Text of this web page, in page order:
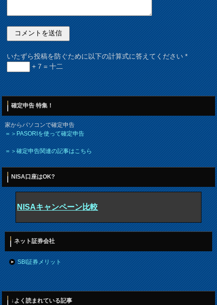
いたずら投稿を防ぐために以下の計算式に答えてください*
+ 7 = 十二
確定申告 特集！
家からパソコンで確定申告
＝＞PASORIを使って確定申告
＝＞確定申告関連の記事はこちら
NISA口座はOK?
NISAキャンペーン比較
ネット証券会社
SBI証券メリット
↓よく読まれている記事